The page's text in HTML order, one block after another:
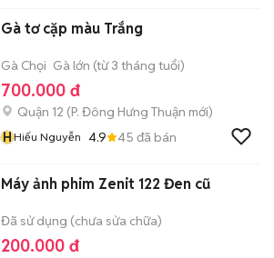
Gà tơ cặp màu Trắng
Gà Chọi Gà lớn (từ 3 tháng tuổi)
700.000 đ
Quận 12 (P. Đông Hưng Thuận mới)
HHiếu Nguyễn 4.9 45 đã bán
Máy ảnh phim Zenit 122 Đen cũ
Đã sử dụng (chưa sửa chữa)
200.000 đ